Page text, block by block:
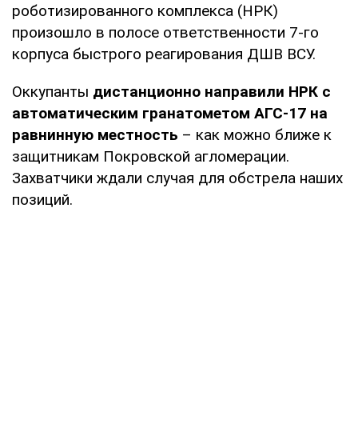
роботизированного комплекса (НРК)
произошло в полосе ответственности 7-го
корпуса быстрого реагирования ДШВ ВСУ.
Оккупанты дистанционно направили НРК с
автоматическим гранатометом АГС-17 на
равнинную местность – как можно ближе к
защитникам Покровской агломерации.
Захватчики ждали случая для обстрела наших
позиций.